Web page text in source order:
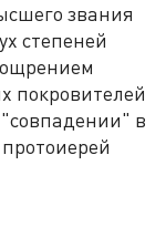
звания
степеней
покровителей
в